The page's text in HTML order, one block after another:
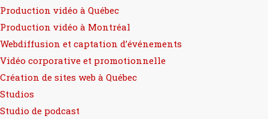
Production vidéo à Québec
Production vidéo à Montréal
Webdiffusion et captation d’événements
Vidéo corporative et promotionnelle
Création de sites web à Québec
Studios
Studio de podcast